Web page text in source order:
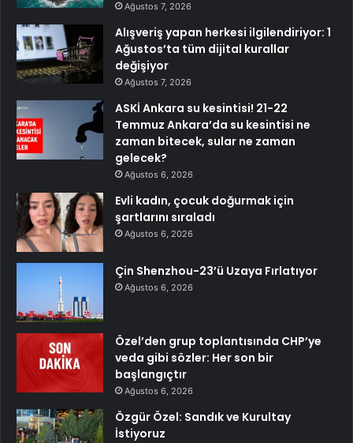
Ağustos 7, 2026
Alışveriş yapan herkesi ilgilendiriyor: 1
Ağustos’ta tüm dijital kurallar
değişiyor
Ağustos 7, 2026
ASKİ Ankara su kesintisi! 21-22
Temmuz Ankara’da su kesintisi ne
zaman bitecek, sular ne zaman
gelecek?
Ağustos 6, 2026
Evli kadın, çocuk doğurmak için
şartlarını sıraladı
Ağustos 6, 2026
Çin Shenzhou-23’ü Uzaya Fırlatıyor
Ağustos 6, 2026
Özel’den grup toplantısında CHP’ye
veda gibi sözler: Her son bir
başlangıçtır
Ağustos 6, 2026
Özgür Özel: Sandık ve Kurultay
İstiyoruz